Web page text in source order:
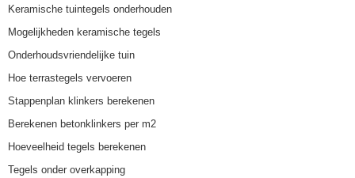
Keramische tuintegels onderhouden
Mogelijkheden keramische tegels
Onderhoudsvriendelijke tuin
Hoe terrastegels vervoeren
Stappenplan klinkers berekenen
Berekenen betonklinkers per m2
Hoeveelheid tegels berekenen
Tegels onder overkapping